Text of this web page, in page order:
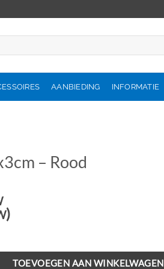
AANBIEDING INFORMATIE
– Rood
)
TOEVOEGEN AAN WINKELWAGEN